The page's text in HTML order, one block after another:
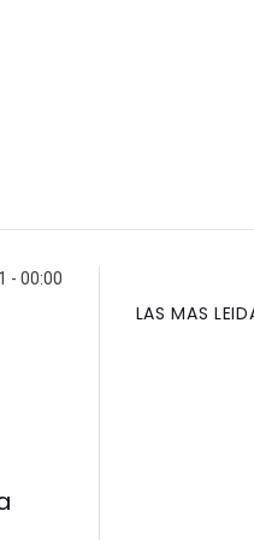
- 00:00
LAS MAS